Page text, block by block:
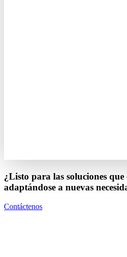
¿Listo para las soluciones que
adaptándose a nuevas
Contáctenos